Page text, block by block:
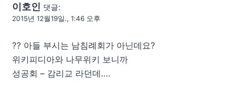
이호인 댓글:
2015년 12월19일., 1:46 오후
?? 아들 부시는 남침례회가 아닌데요?
위키피디아와 나무위키 보니까
성공회 – 감리교 라던데….